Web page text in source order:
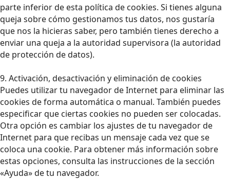
parte inferior de esta política de cookies. Si tienes alguna
queja sobre cómo gestionamos tus datos, nos gustaría
que nos la hicieras saber, pero también tienes derecho a
enviar una queja a la autoridad supervisora (la autoridad
de protección de datos).
9. Activación, desactivación y eliminación de cookies
Puedes utilizar tu navegador de Internet para eliminar las
cookies de forma automática o manual. También puedes
especificar que ciertas cookies no pueden ser colocadas.
Otra opción es cambiar los ajustes de tu navegador de
Internet para que recibas un mensaje cada vez que se
coloca una cookie. Para obtener más información sobre
estas opciones, consulta las instrucciones de la sección
«Ayuda» de tu navegador.